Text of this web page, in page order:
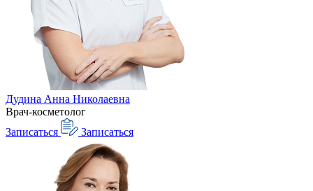
Дудина Анна Николаевна
Врач-косметолог
Записаться
Записаться